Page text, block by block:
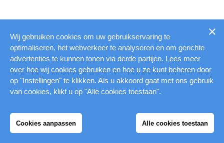
Wij gebruiken cookies om uw gebruikservaring te
optimaliseren, het webverkeer te analyseren en om gerichte
advertenties te kunnen tonen via derde partijen. Lees meer
over hoe wij cookies gebruiken en hoe u ze kunt beheren door
op "Instellingen" te klikken. Als u akkoord gaat met ons gebruik
van cookies, klikt u op "Alle cookies toestaan".
Cookies aanpassen Alle cookies toestaan